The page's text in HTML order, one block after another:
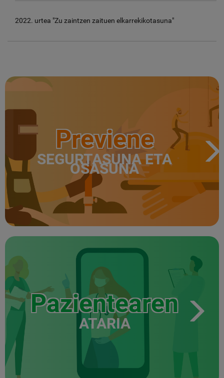
2022. urtea "Zu zaintzen zaituen elkarrekikotasuna"
Previene
SEGURTASUNA ETA
OSASUNA
Pazientearen
ATARIA